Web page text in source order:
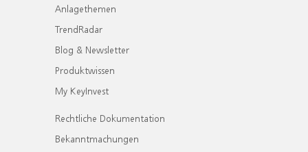
Anlagethemen
TrendRadar
Blog & Newsletter
Produktwissen
My KeyInvest
Rechtliche Dokumentation
Bekanntmachungen